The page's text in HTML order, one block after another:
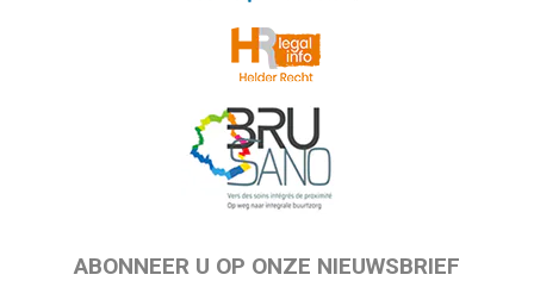
ABONNEER U OP ONZE NIEUWSBRIEF